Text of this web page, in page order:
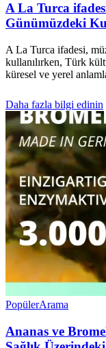
A La Turca
Günümüzdeki
A La Turca ifadesi,
kullanılırken, Türk
küresel ve yerel
Daha fazla bilgi edinin
PopülerArama
Ananas ve